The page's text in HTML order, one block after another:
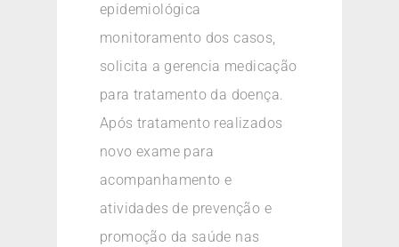
epidemiológica
monitoramento dos casos,
solicita a gerencia medicação
para tratamento da doença.
Após tratamento realizados
novo exame para
acompanhamento e
atividades de prevenção e
promoção da saúde nas